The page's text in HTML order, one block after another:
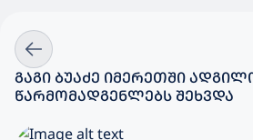
ᲒᲐᲒᲘ ᲑᲣᲐᲫᲔ ᲘᲛᲔᲠᲔᲗᲨᲘ
ᲬᲐᲠᲛᲝᲛᲐᲓᲒᲔᲜᲚᲔᲑᲡ ᲨᲔᲮᲕᲓᲐ